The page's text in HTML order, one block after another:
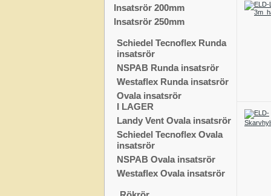
Insatsrör 200mm
Insatsrör 250mm
Schiedel Tecnoflex Runda
insatsrör
NSPAB Runda insatsrör
Westaflex Runda insatsrör
Ovala insatsrör
I LAGER
Landy Vent Ovala insatsrör
Schiedel Tecnoflex Ovala
insatsrör
NSPAB Ovala insatsrör
Westaflex Ovala insatsrör